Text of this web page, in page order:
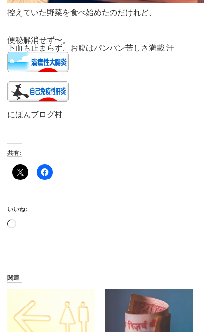
控えていた野菜を食べ始めたのだけれど、
便秘解消せず〜。
下血も止まらず、お腹はパンパン苦しさ満載 汗
にほんブログ村
共有:
いいね:
読
関連